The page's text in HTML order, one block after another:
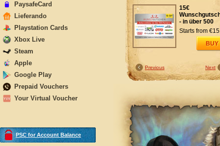
15€
- in über 500
Shops
Starts from
BUY
Previous Next
PaysafeCard
Lieferando
Playstation Cards
Xbox Live
Steam
Apple
Google Play
Prepaid Vouchers
Your Virtual Voucher
PSC for Account Balance